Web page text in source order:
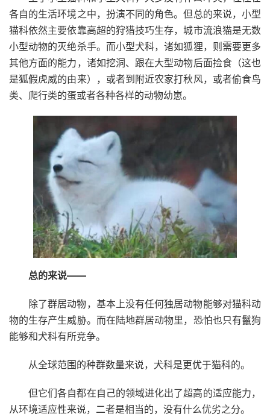
各自的生活环境之中，扮演不同的角色。但总的来说，小型
猫科依然主要依靠高超的狩猎技巧生存，城市流浪猫是无数
小型动物的灭绝杀手。而小型犬科，诸如狐狸，则需要更多
其他方面的能力，诸如挖洞、跟在大型动物后面捡食（这也
是狐假虎威的由来），或者到附近农家打秋风，或者偷食鸟
类、爬行类的蛋或者各种各样的动物幼崽。
总的来说——
除了群居动物，基本上没有任何独居动物能够对猫科动
物的生存产生威胁。而在陆地群居动物里，恐怕也只有鬣狗
能够和犬科有所竞争。
从全球范围的种群数量来说，犬科是更优于猫科的。
但它们各自都在自己的领域进化出了超高的适应能力，
从环境适应性来说，二者是相当的，没有什么优劣之分。